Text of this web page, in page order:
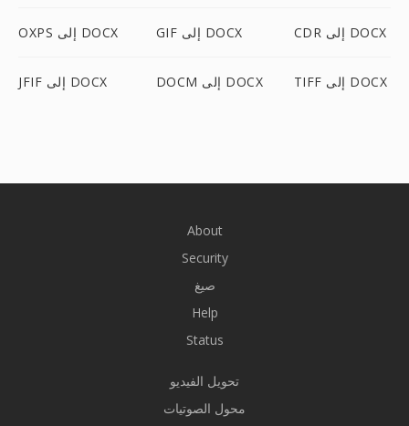
OXPS إلى DOCX GIF إلى DOCX CDR إلى DOCX
JFIF إلى DOCX DOCM إلى DOCX TIFF إلى DOCX
About
Security
صيغ
Help
Status
تحويل الفيديو
محول الصوتيات